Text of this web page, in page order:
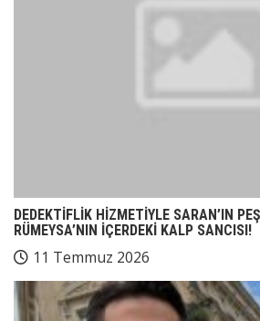
DEDEKTİFLİK HİZMETİYLE SARAN’IN
RÜMEYSA’NIN İÇERDEKİ KALP SANCISI!
11 Temmuz 2026